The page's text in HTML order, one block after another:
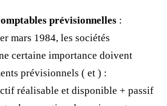
prévisionnelles :
mars 1984, les sociétés
certaine importance doivent
prévisionnels ( et ) :
réalisable et disponible + passif